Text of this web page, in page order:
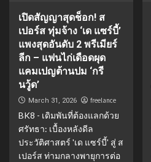
เปิดสัญญาสุดช็อก! ส
เปอร์ส ทุ่มจ้าง ‘เด แซร์บี้’
แพงสุดอันดับ 2 พรีเมียร์
ลีก – แฟนไก่เดือดผุด
แคมเปญต้านปม ‘กรี
นวู้ด’
March 31, 2026 freelance
BK8 - เดิมพันที่ต้องแลกด้วย
ศรัทธา: เบื้องหลังดีล
ประวัติศาสตร์ 'เด แซร์บี้' สู่ ส
เปอร์ส ท่ามกลางพายุการต่อ